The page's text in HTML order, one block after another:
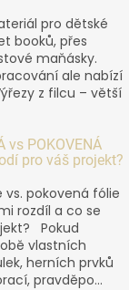
pro dětské
booků, přes
maňásky.
ale nabízí
z filcu – větší
vs POKOVENÁ
pro váš projekt?
pokovená fólie
rozdíl a co se
Pokud
vlastních
herních prvků
pravděpo...